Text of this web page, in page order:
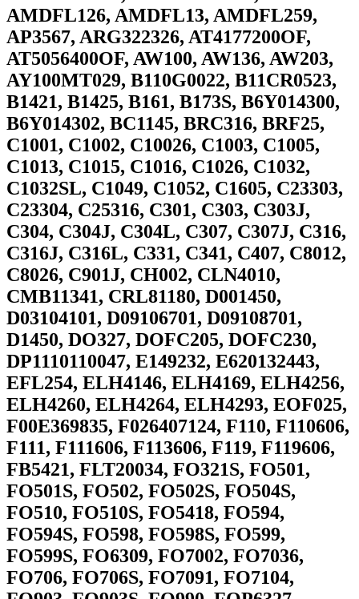
AMDFL126, AMDFL13, AMDFL259,
AP3567, ARG322326, AT4177200OF,
AT5056400OF, AW100, AW136, AW203,
AY100MT029, B110G0022, B11CR0523,
B1421, B1425, B161, B173S, B6Y014300,
B6Y014302, BC1145, BRC316, BRF25,
C1001, C1002, C10026, C1003, C1005,
C1013, C1015, C1016, C1026, C1032,
C1032SL, C1049, C1052, C1605, C23303,
C23304, C25316, C301, C303, C303J,
C304, C304J, C304L, C307, C307J, C316,
C316J, C316L, C331, C341, C407, C8012,
C8026, C901J, CH002, CLN4010,
CMB11341, CRL81180, D001450,
D03104101, D09106701, D09108701,
D1450, DO327, DOFC205, DOFC230,
DP1110110047, E149232, E620132443,
EFL254, ELH4146, ELH4169, ELH4256,
ELH4260, ELH4264, ELH4293, EOF025,
F00E369835, F026407124, F110, F110606,
F111, F111606, F113606, F119, F119606,
FB5421, FLT20034, FO321S, FO501,
FO501S, FO502, FO502S, FO504S,
FO510, FO510S, FO5418, FO594,
FO594S, FO598, FO598S, FO599,
FO599S, FO6309, FO7002, FO7036,
FO706, FO706S, FO7091, FO7104,